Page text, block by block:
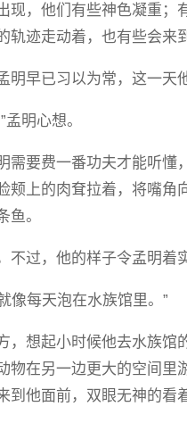
现，他们有些神色凝重；
轨迹走动着，也有些会来
明早已习以为常，这一天
明心想。
需要费一番功夫才能听懂
颊上的肉耷拉着，将嘴角
鱼。
过，他的样子令孟明着
像每天泡在水族馆里。”
，想起小时候他去水族馆
物在另一边更大的空间里
到他面前，双眼无神的看